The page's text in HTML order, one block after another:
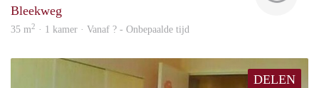
Bleekweg
35 m2 · 1 kamer · Vanaf ? - Onbepaalde tijd
DELEN